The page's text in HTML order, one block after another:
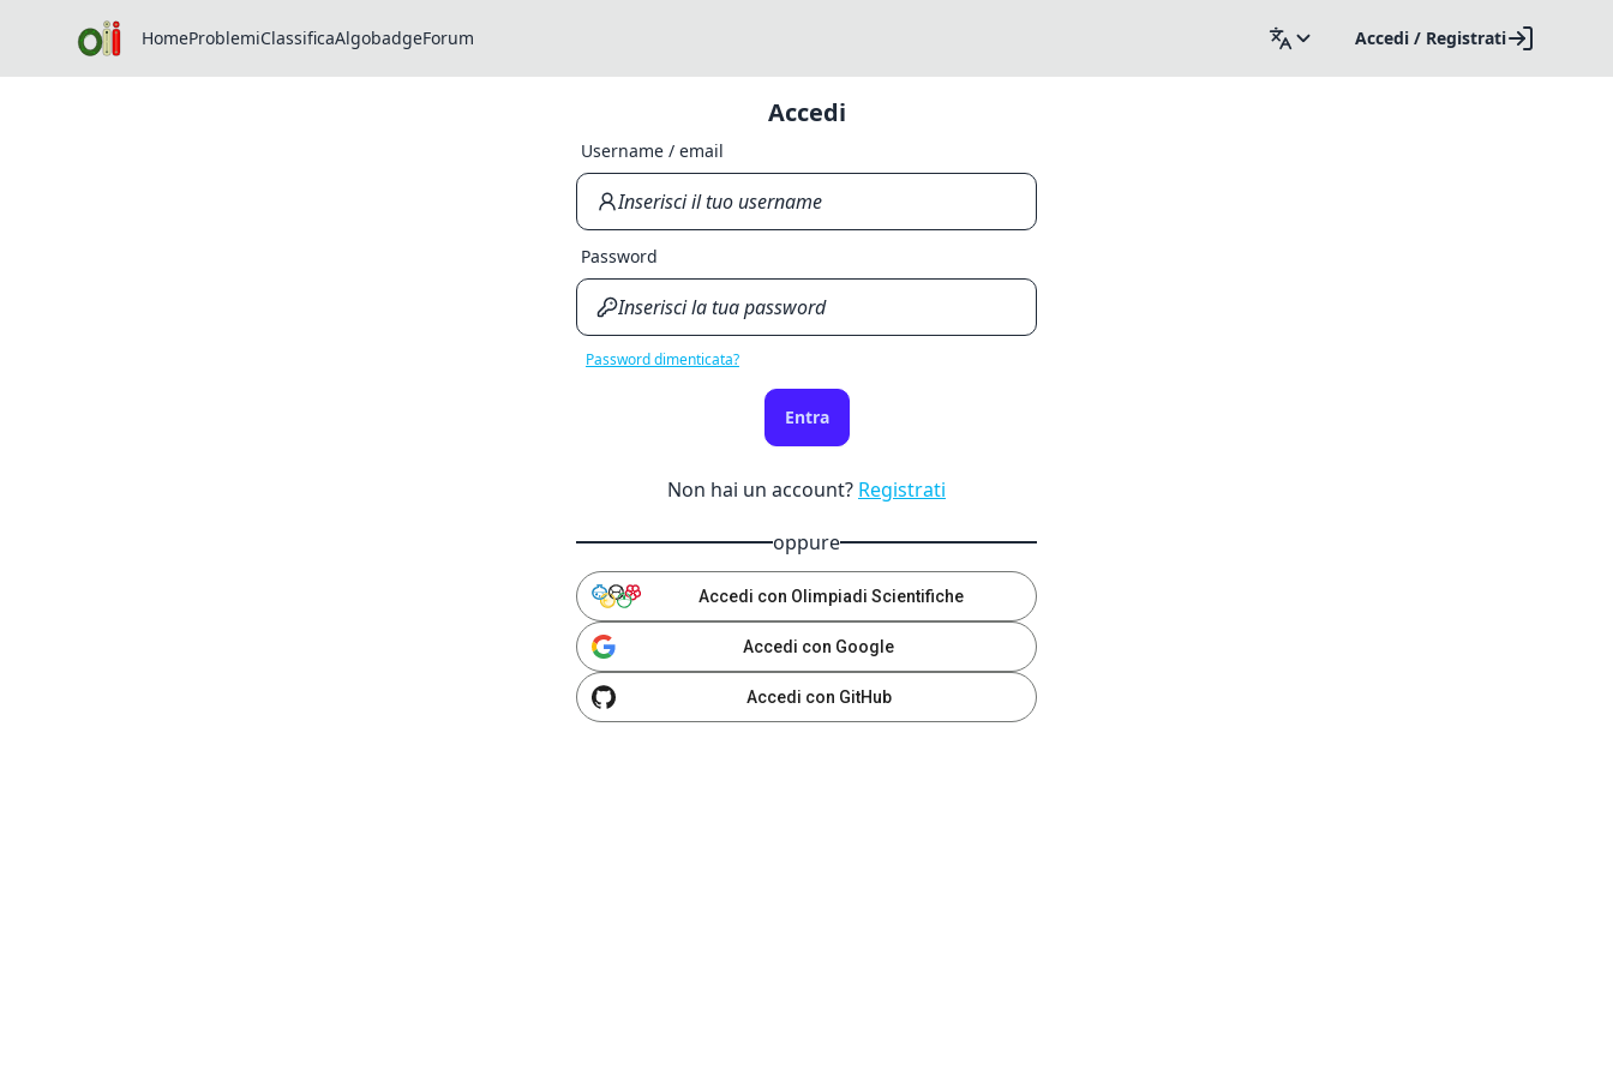
HomeProblemiClassificaAlgobadgeForum Accedi / Registrati
Accedi
Username / email
Password
Password dimenticata?
Entra
Non hai un account? Registrati
oppure
Accedi con Olimpiadi Scientifiche
Accedi con Google
Accedi con GitHub